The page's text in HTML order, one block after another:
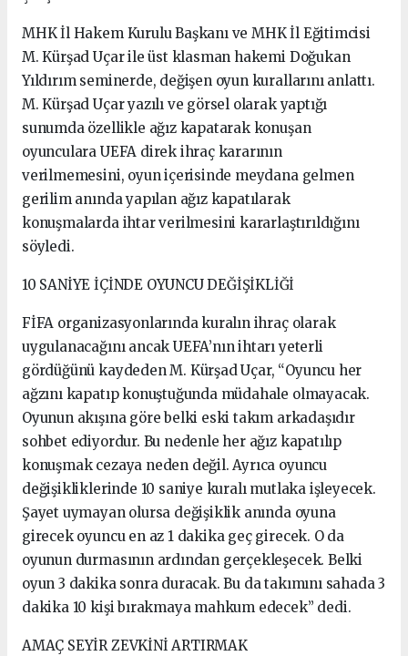
MHK İl Hakem Kurulu Başkanı ve MHK İl Eğitimcisi
M. Kürşad Uçar ile üst klasman hakemi Doğukan
Yıldırım seminerde, değişen oyun kurallarını anlattı.
M. Kürşad Uçar yazılı ve görsel olarak yaptığı
sunumda özellikle ağız kapatarak konuşan
oyunculara UEFA direk ihraç kararının
verilmemesini, oyun içerisinde meydana gelmen
gerilim anında yapılan ağız kapatılarak
konuşmalarda ihtar verilmesini kararlaştırıldığını
söyledi.
10 SANİYE İÇİNDE OYUNCU DEĞİŞİKLİĞİ
FİFA organizasyonlarında kuralın ihraç olarak
uygulanacağını ancak UEFA’nın ihtarı yeterli
gördüğünü kaydeden M. Kürşad Uçar, “Oyuncu her
ağzını kapatıp konuştuğunda müdahale olmayacak.
Oyunun akışına göre belki eski takım arkadaşıdır
sohbet ediyordur. Bu nedenle her ağız kapatılıp
konuşmak cezaya neden değil. Ayrıca oyuncu
değişikliklerinde 10 saniye kuralı mutlaka işleyecek.
Şayet uymayan olursa değişiklik anında oyuna
girecek oyuncu en az 1 dakika geç girecek. O da
oyunun durmasının ardından gerçekleşecek. Belki
oyun 3 dakika sonra duracak. Bu da takımını sahada 3
dakika 10 kişi bırakmaya mahkum edecek” dedi.
AMAÇ SEYİR ZEVKİNİ ARTIRMAK